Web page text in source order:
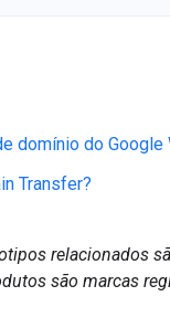
domínio do Google
Transfer?
relacionados
são marcas